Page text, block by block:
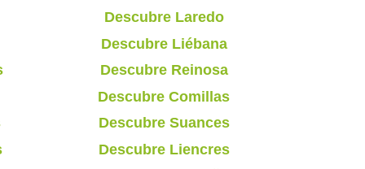
Descubre Laredo
Descubre Liébana
Descubre Reinosa
Descubre Comillas
Descubre Suances
Descubre Liencres